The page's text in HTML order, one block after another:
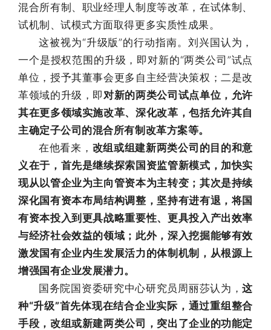
混合所有制、职业经理人制度等改革，在试体制、
试机制、试模式方面取得更多实质性成果。
这被视为“升级版”的行动指南。刘兴国认为，
一个是授权范围的升级，即对新的“两类公司”试点
单位，授予其董事会更多自主经营决策权；二是改
革领域的升级，即对新的两类公司试点单位，允许
其在更多领域实施改革、深化改革，包括允许其自
主确定子公司的混合所有制改革方案等。
在他看来， 改组或组建新两类公司的目的和意
义在于，首先是继续探索国资监管新模式，加快实
现从以管企业为主向管资本为主转变；其次是持续
深化国有资本布局结构调整，坚持有进有退，将国
有资本投入到更具战略重要性、更具投入产出效率
与经济社会效益的领域；此外，深入挖掘能够有效
激发国有企业内生发展活力的体制机制，从根源上
增强国有企业发展潜力。
国务院国资委研究中心研究员周丽莎认为，这
种“升级”首先体现在结合企业实际，通过重组整合
手段，改组或新建两类公司，突出了企业的功能定